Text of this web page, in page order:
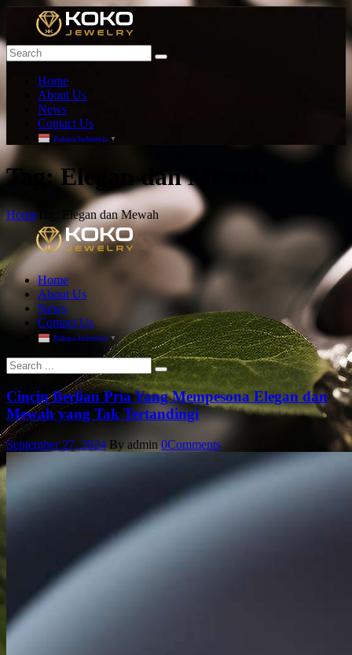
Home
About Us
News
Contact Us
Bahasa Indonesia ▼
T ag: Elegan dan Mewah
Home Tag: Elegan dan Mewah
Home
About Us
News
Contact Us
Bahasa Indonesia ▼
Cincin Berlian Pria Yang Mempesona Elegan dan
Mewah yang Tak Tertandingi
September 27, 2024 By admin 0Comments